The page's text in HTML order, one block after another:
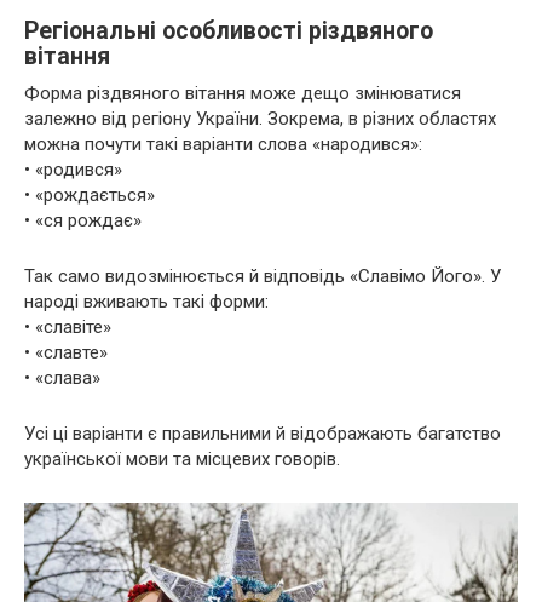
Регіональні особливості різдвяного
вітання
Форма різдвяного вітання може дещо змінюватися
залежно від регіону України. Зокрема, в різних областях
можна почути такі варіанти слова «народився»:
• «родився»
• «рождається»
• «ся рождає»
Так само видозмінюється й відповідь «Славімо Його». У
народі вживають такі форми:
• «славіте»
• «славте»
• «слава»
Усі ці варіанти є правильними й відображають багатство
української мови та місцевих говорів.